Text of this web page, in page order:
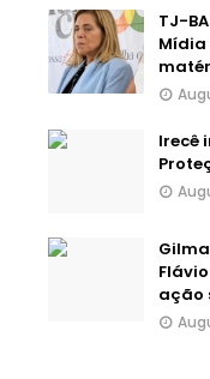
TJ-
Mídia
Irecê
ação